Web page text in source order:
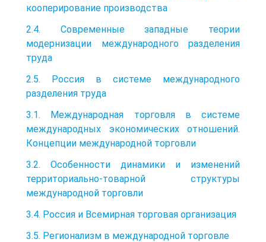
кооперирование производства
2.4. Современные западные теории
модернизации международного разделения
труда
2.5. Россия в системе международного
разделения труда
3.1. Международная торговля в системе
международных экономических отношений.
Концепции международной торговли
3.2. Особенности динамики и изменений
территориально-товарной структуры
международной торговли
3.4. Россия и Всемирная торговая организация
3.5. Регионализм в международной торговле